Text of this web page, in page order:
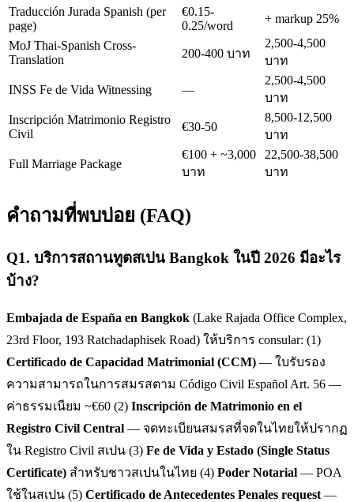
Traducción Jurada Spanish (per
page)
€0.15-
0.25/word
+ markup 25%
MoJ Thai-Spanish Cross-
Translation
200-400 บาท
2,500-4,500
บาท
INSS Fe de Vida Witnessing —
2,500-4,500
บาท
Inscripción Matrimonio Registro
Civil
€30-50
8,500-12,500
บาท
Full Marriage Package
€100 + ~3,000
บาท
22,500-38,500
บาท
คำถามที่พบบ่อย (FAQ)
Q1. บริการสถานทูตสเปน Bangkok ในปี 2026 มีอะไร
บ้าง?
Embajada de España en Bangkok (Lake Rajada Office Complex,
23rd Floor, 193 Ratchadaphisek Road) ให้บริการ consular: (1)
Certificado de Capacidad Matrimonial (CCM) — ใบรับรอง
ความสามารถในการสมรสตาม Código Civil Español Art. 56 —
ค่าธรรมเนียม ~€60 (2) Inscripción de Matrimonio en el
Registro Civil Central — จดทะเบียนสมรสที่จดในไทยให้ปรากฏ
ใน Registro Civil สเปน (3) Fe de Vida y Estado (Single Status
Certificate) สำหรับชาวสเปนในไทย (4) Poder Notarial — POA
ใช้ในสเปน (5) Certificado de Antecedentes Penales request —